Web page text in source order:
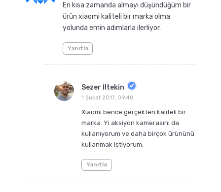
En kısa zamanda almayı düşündüğüm bir
ürün xiaomi kaliteli bir marka olma
yolunda emin adımlarla ilerliyor.
Yanıtla
Sezer İltekin
1 Şubat 2017, 09:48
Xiaomi bence gerçekten kaliteli bir
marka. Yi aksiyon kamerasını da
kullanıyorum ve daha birçok ürününü
kullanmak istiyorum.
Yanıtla